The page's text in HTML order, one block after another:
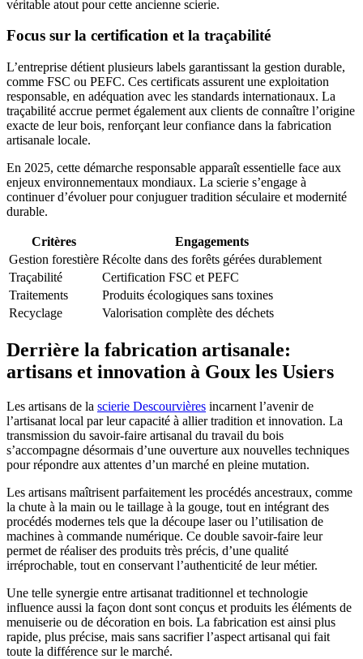
véritable atout pour cette ancienne scierie.
Focus sur la certification et la traçabilité
L’entreprise détient plusieurs labels garantissant la gestion durable,
comme FSC ou PEFC. Ces certificats assurent une exploitation
responsable, en adéquation avec les standards internationaux. La
traçabilité accrue permet également aux clients de connaître l’origine
exacte de leur bois, renforçant leur confiance dans la fabrication
artisanale locale.
En 2025, cette démarche responsable apparaît essentielle face aux
enjeux environnementaux mondiaux. La scierie s’engage à
continuer d’évoluer pour conjuguer tradition séculaire et modernité
durable.
Critères
Engagements
Gestion forestière Récolte dans des forêts gérées durablement
Traçabilité
Certification FSC et PEFC
Traitements
Produits écologiques sans toxines
Recyclage
Valorisation complète des déchets
Derrière la fabrication artisanale:
artisans et innovation à Goux les Usiers
Les artisans de la scierie Descourvières incarnent l’avenir de
l’artisanat local par leur capacité à allier tradition et innovation. La
transmission du savoir-faire artisanal du travail du bois
s’accompagne désormais d’une ouverture aux nouvelles techniques
pour répondre aux attentes d’un marché en pleine mutation.
Les artisans maîtrisent parfaitement les procédés ancestraux, comme
la chute à la main ou le taillage à la gouge, tout en intégrant des
procédés modernes tels que la découpe laser ou l’utilisation de
machines à commande numérique. Ce double savoir-faire leur
permet de réaliser des produits très précis, d’une qualité
irréprochable, tout en conservant l’authenticité de leur métier.
Une telle synergie entre artisanat traditionnel et technologie
influence aussi la façon dont sont conçus et produits les éléments de
menuiserie ou de décoration en bois. La fabrication est ainsi plus
rapide, plus précise, mais sans sacrifier l’aspect artisanal qui fait
toute la différence sur le marché.